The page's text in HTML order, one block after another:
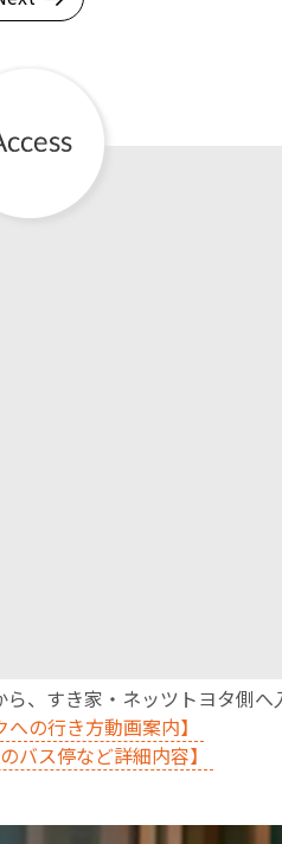
、すき家・ネッツトヨタ側へ
への行き方動画案内】
バス停など詳細内容】